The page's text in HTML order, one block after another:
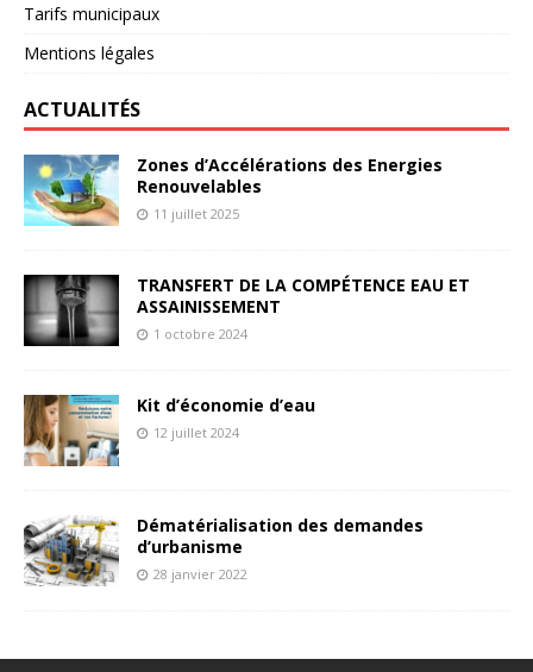
Tarifs municipaux
Mentions légales
ACTUALITÉS
Zones d’Accélérations des Energies
Renouvelables
11 juillet 2025
TRANSFERT DE LA COMPÉTENCE EAU ET
ASSAINISSEMENT
1 octobre 2024
Kit d’économie d’eau
12 juillet 2024
Dématérialisation des demandes
d’urbanisme
28 janvier 2022